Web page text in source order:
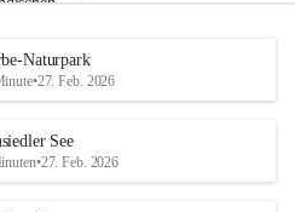
oder
Bitte
u
e
d
r
S
Naturpark
•27. Feb. 2026
See
•27. Feb. 2026